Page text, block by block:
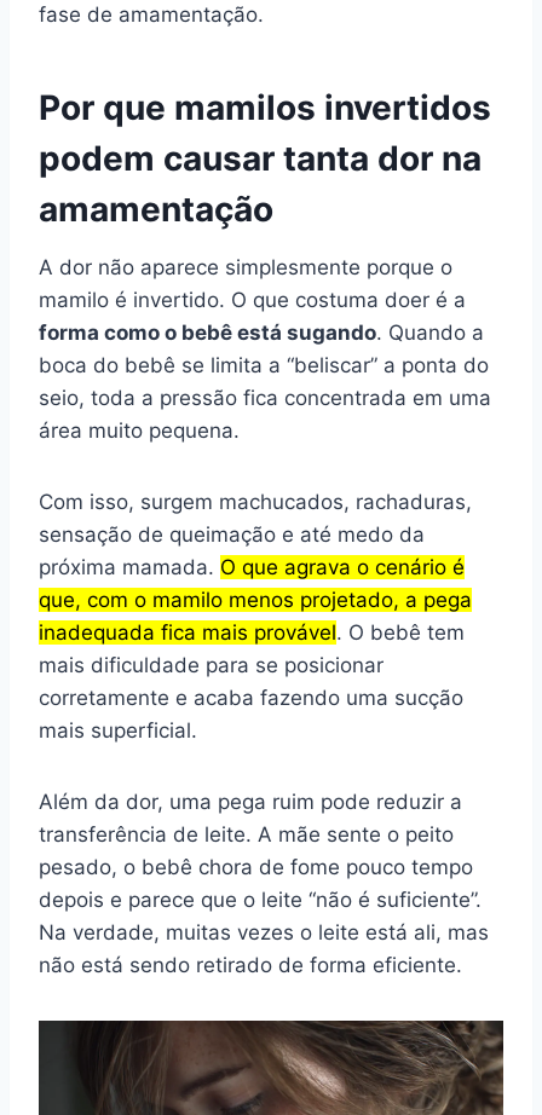
fase de amamentação.
Por que mamilos invertidos
podem causar tanta dor na
amamentação
A dor não aparece simplesmente porque o
mamilo é invertido. O que costuma doer é a
forma como o bebê está sugando. Quando a
boca do bebê se limita a “beliscar” a ponta do
seio, toda a pressão fica concentrada em uma
área muito pequena.
Com isso, surgem machucados, rachaduras,
sensação de queimação e até medo da
próxima mamada. O que agrava o cenário é
que, com o mamilo menos projetado, a pega
inadequada fica mais provável. O bebê tem
mais dificuldade para se posicionar
corretamente e acaba fazendo uma sucção
mais superficial.
Além da dor, uma pega ruim pode reduzir a
transferência de leite. A mãe sente o peito
pesado, o bebê chora de fome pouco tempo
depois e parece que o leite “não é suficiente”.
Na verdade, muitas vezes o leite está ali, mas
não está sendo retirado de forma eficiente.